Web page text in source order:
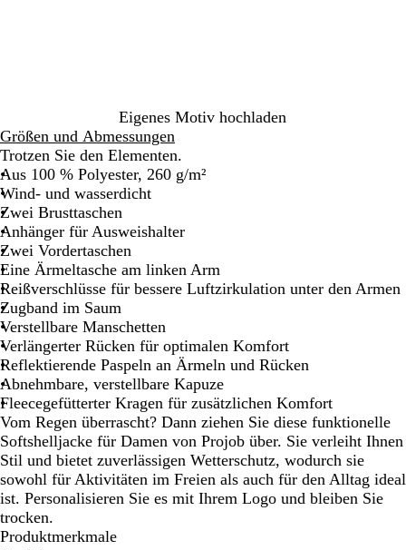
u
Eigenes Motiv hochladen
Größen und Abmessungen
Trotzen Sie den Elementen.
Aus 100 % Polyester, 260 g/m²
Wind- und wasserdicht
Zwei Brusttaschen
Anhänger für Ausweishalter
Zwei Vordertaschen
Eine Ärmeltasche am linken Arm
Reißverschlüsse für bessere Luftzirkulation unter den Armen
Zugband im Saum
Verstellbare Manschetten
Verlängerter Rücken für optimalen Komfort
Reflektierende Paspeln an Ärmeln und Rücken
Abnehmbare, verstellbare Kapuze
Fleecegefütterter Kragen für zusätzlichen Komfort
Vom Regen überrascht? Dann ziehen Sie diese funktionelle
Softshelljacke für Damen von Projob über. Sie verleiht Ihnen
Stil und bietet zuverlässigen Wetterschutz, wodurch sie
sowohl für Aktivitäten im Freien als auch für den Alltag ideal
ist. Personalisieren Sie es mit Ihrem Logo und bleiben Sie
trocken.
Produktmerkmale